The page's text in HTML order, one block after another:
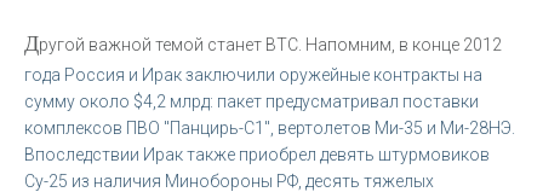
Другой важной темой станет ВТС. Напомним, в конце 2012
года Россия и Ирак заключили оружейные контракты на
сумму около $4,2 млрд: пакет предусматривал поставки
комплексов ПВО "Панцирь-С1", вертолетов Ми-35 и Ми-28НЭ.
Впоследствии Ирак также приобрел девять штурмовиков
Су-25 из наличия Минобороны РФ, десять тяжелых